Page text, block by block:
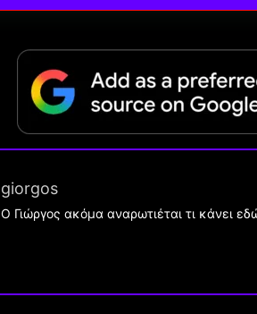
giorgos
Ο Γιώργος ακόμα αναρωτιέται τι κάνει